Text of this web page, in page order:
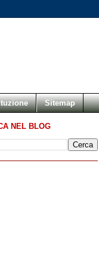
Sitemap
NEL BLOG